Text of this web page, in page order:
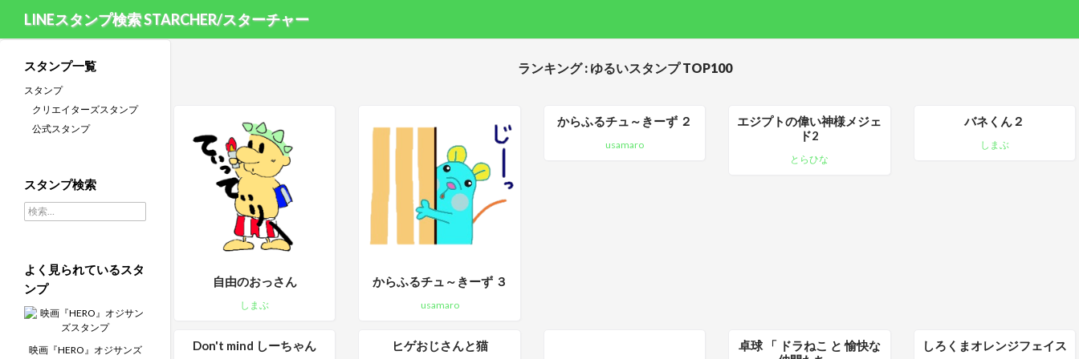
LINEスタンプ検索 STARCHER/スターチャー
ランキング : ゆるいスタンプ TOP100
自由のおっさん
しまぶ
からふるチュ～きーず ３
usamaro
からふるチュ～きーず ２
usamaro
エジプトの偉い神様メジェ
ド2
とらひな
バネくん２
しまぶ
Don't mind しーちゃん ヒゲおじさんと猫
卓球 「 ドラねこ と 愉快な
しろくまオレンジフェイス
スタンプ一覧
スタンプ
クリエイターズスタンプ
公式スタンプ
スタンプ検索
検索:
よく見られているスタ
ンプ
映画『HERO』オジサンズ